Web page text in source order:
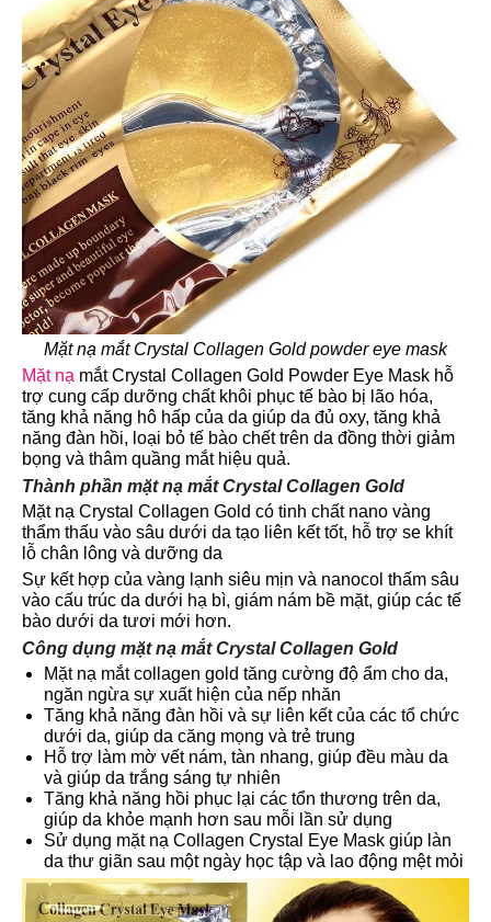
Mặt nạ mắt Crystal Collagen Gold powder eye mask
Mặt nạ mắt Crystal Collagen Gold Powder Eye Mask hỗ
trợ cung cấp dưỡng chất khôi phục tế bào bị lão hóa,
tăng khả năng hô hấp của da giúp da đủ oxy, tăng khả
năng đàn hồi, loại bỏ tế bào chết trên da đồng thời giảm
bọng và thâm quầng mắt hiệu quả.
Thành phần mặt nạ mắt Crystal Collagen Gold
Mặt nạ Crystal Collagen Gold có tinh chất nano vàng
thẩm thấu vào sâu dưới da tạo liên kết tốt, hỗ trợ se khít
lỗ chân lông và dưỡng da
Sự kết hợp của vàng lạnh siêu mịn và nanocol thấm sâu
vào cấu trúc da dưới hạ bì, giám nám bề mặt, giúp các tế
bào dưới da tươi mới hơn.
Công dụng mặt nạ mắt Crystal Collagen Gold
Mặt nạ mắt collagen gold tăng cường độ ẩm cho da,
ngăn ngừa sự xuất hiện của nếp nhăn
Tăng khả năng đàn hồi và sự liên kết của các tổ chức
dưới da, giúp da căng mọng và trẻ trung
Hỗ trợ làm mờ vết nám, tàn nhang, giúp đều màu da
và giúp da trắng sáng tự nhiên
Tăng khả năng hồi phục lại các tổn thương trên da,
giúp da khỏe mạnh hơn sau mỗi lần sử dụng
Sử dụng mặt nạ Collagen Crystal Eye Mask giúp làn
da thư giãn sau một ngày học tập và lao động mệt mỏi